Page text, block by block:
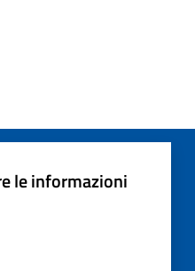
le informazioni